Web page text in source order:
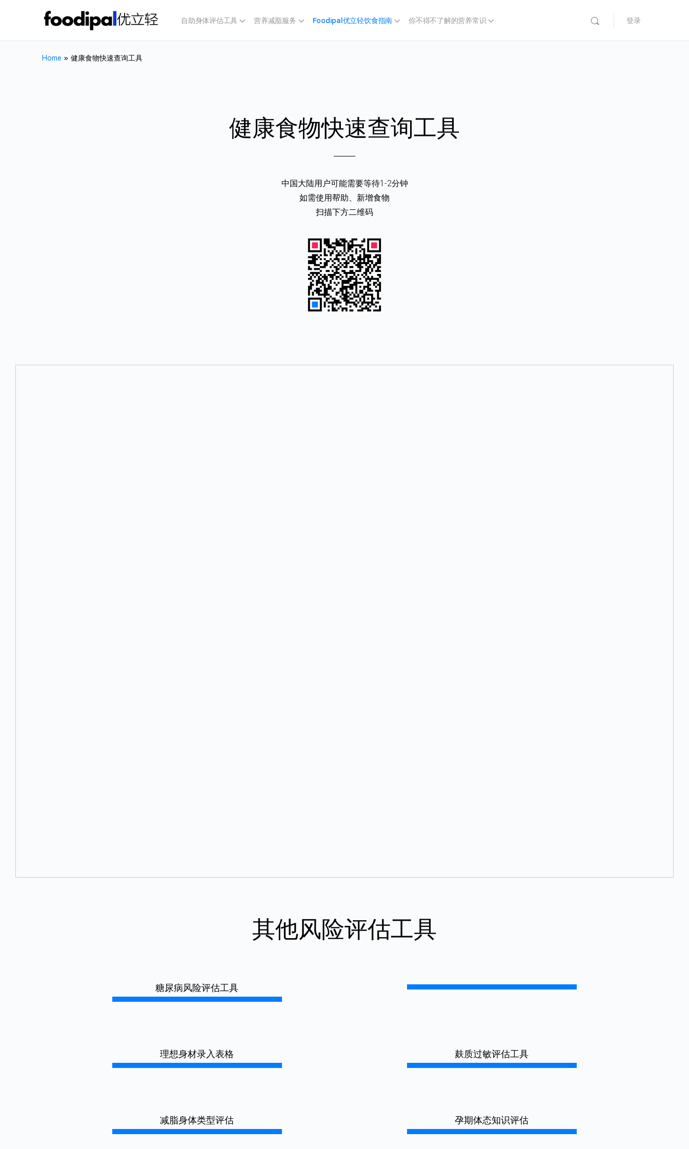
自助身体评估工具 营养减脂服务 Foodipal优立轻饮食指南 你不得不了解的营养常识 登录
Home » 健康食物快速查询工具
健康食物快速查询工具
中国大陆用户可能需要等待1-2分钟
如需使用帮助、新增食物
扫描下方二维码
其他风险评估工具
糖尿病风险评估工具
理想身材录入表格 麸质过敏评估工具
减脂身体类型评估 孕期体态知识评估